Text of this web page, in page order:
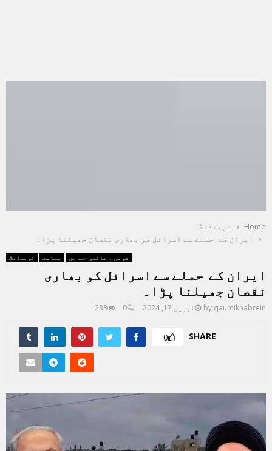
Home
ٹرینڈنگ
ایران کے حملے سے اسرائل کو بھاری نقصان جھیلنا پڑا۔
ٹرینڈنگ سیاست قومی و عالمی خبریں
ایران کے حملے سے اسرائل کو بھاری
نقصان جھیلنا پڑا۔
by qaumikhabrein اپریل 17, 2024 0
233
SHARE
0